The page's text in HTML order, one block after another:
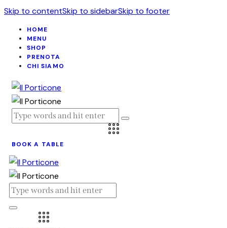
Skip to contentSkip to sidebarSkip to footer
HOME
MENU
SHOP
PRENOTA
CHI SIAMO
BOOK A TABLE